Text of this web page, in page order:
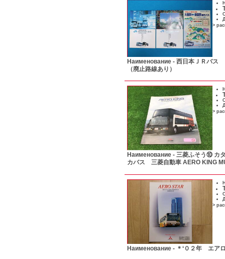
>
Наименование - 西日本ＪＲバ
（廃止路線あり）
>
Наименование - 三菱ふそう⑩ カ
カバス 三菱自動車 AERO KING
>
Наименование - ＊‘０２年 エア